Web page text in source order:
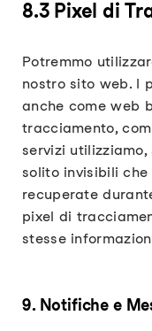
8.3 Pixel di
Potremmo
nostro sito web. I
anche come web
tracciamento,
servizi
solito invisibili
recuperate
pixel di
stesse
9. Notifiche e